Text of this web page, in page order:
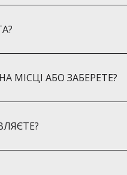
МІСЦІ АБО ЗАБЕРЕТЕ?